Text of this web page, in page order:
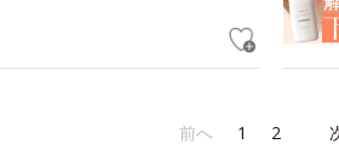
前へ 1 2